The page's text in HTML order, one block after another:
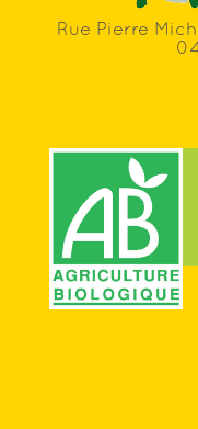
Rue Pierre